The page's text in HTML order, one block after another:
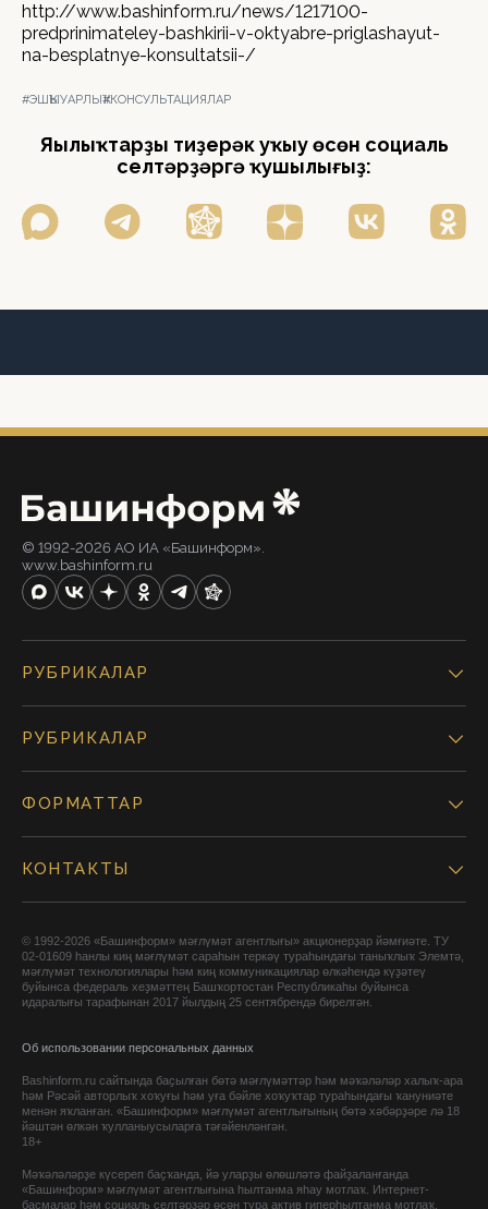
http://www.bashinform.ru/news/1217100-
predprinimateley-bashkirii-v-oktyabre-priglashayut-
na-besplatnye-konsultatsii-/
#ЭШҠЫУАРЛЫҠ#КОНСУЛЬТАЦИЯЛАР
Яңылыҡтарҙы тиҙерәк уҡыу өсөн социаль
селтәрҙәргә ҡушылығыҙ:
© 1992-2026 АО ИА «Башинформ».
www.bashinform.ru
РУБРИКАЛАР
РУБРИКАЛАР
ФОРМАТТАР
КОНТАКТЫ
© 1992-2026 «Башинформ» мәғлүмәт агентлығы» акционерҙар йәмғиәте. ТУ
02-01609 һанлы киң мәғлүмәт сараһын теркәү тураһындағы таныҡлыҡ Элемтә,
мәғлүмәт технологиялары һәм киң коммуникациялар өлкәһендә күҙәтеү
буйынса федераль хеҙмәттең Башҡортостан Республикаһы буйынса
идаралығы тарафынан 2017 йылдың 25 сентябрендә бирелгән.
Об использовании персональных данных
Bashinform.ru сайтында баҫылған бөтә мәғлүмәттәр һәм мәҡәләләр халыҡ-ара
һәм Рәсәй авторлыҡ хоҡуғы һәм уға бәйле хоҡуҡтар тураһындағы ҡануниәте
менән яҡланған. «Башинформ» мәғлүмәт агентлығының бөтә хәбәрҙәре лә 18
йәштән өлкән ҡулланыусыларға тәғәйенләнгән.
18+
Мәҡәләләрҙе күсереп баҫҡанда, йә уларҙы өлөшләтә файҙаланғанда
«Башинформ» мәғлүмәт агентлығына һылтанма яһау мотлаҡ. Интернет-
баҫмалар һәм социаль селтәрҙәр өсөн тура актив гиперһылтанма мотлаҡ.